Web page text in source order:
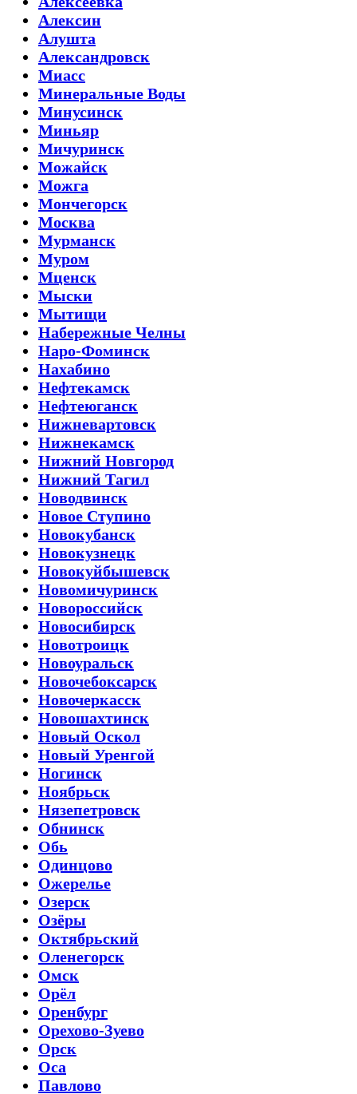
Алексин
Алушта
Александровск
Миасс
Минеральные Воды
Минусинск
Миньяр
Мичуринск
Можайск
Можга
Мончегорск
Москва
Мурманск
Муром
Мценск
Мыски
Мытищи
Набережные Челны
Наро-Фоминск
Нахабино
Нефтекамск
Нефтеюганск
Нижневартовск
Нижнекамск
Нижний Новгород
Нижний Тагил
Новодвинск
Новое Ступино
Новокубанск
Новокузнецк
Новокуйбышевск
Новомичуринск
Новороссийск
Новосибирск
Новотроицк
Новоуральск
Новочебоксарск
Новочеркасск
Новошахтинск
Новый Оскол
Новый Уренгой
Ногинск
Ноябрьск
Нязепетровск
Обнинск
Обь
Одинцово
Ожерелье
Озерск
Озёры
Октябрьский
Оленегорск
Омск
Орёл
Оренбург
Орехово-Зуево
Орск
Оса
Павлово